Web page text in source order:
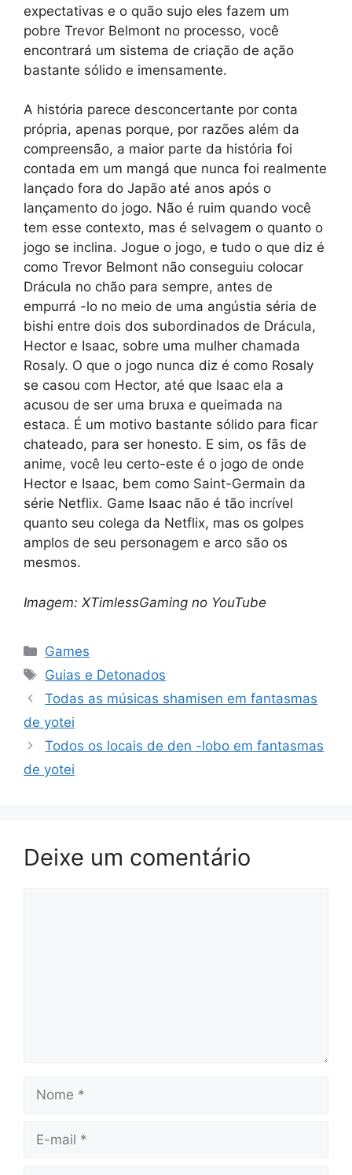
expectativas e o quão sujo eles fazem um
pobre Trevor Belmont no processo, você
encontrará um sistema de criação de ação
bastante sólido e imensamente.
A história parece desconcertante por conta
própria, apenas porque, por razões além da
compreensão, a maior parte da história foi
contada em um mangá que nunca foi realmente
lançado fora do Japão até anos após o
lançamento do jogo. Não é ruim quando você
tem esse contexto, mas é selvagem o quanto o
jogo se inclina. Jogue o jogo, e tudo o que diz é
como Trevor Belmont não conseguiu colocar
Drácula no chão para sempre, antes de
empurrá -lo no meio de uma angústia séria de
bishi entre dois dos subordinados de Drácula,
Hector e Isaac, sobre uma mulher chamada
Rosaly. O que o jogo nunca diz é como Rosaly
se casou com Hector, até que Isaac ela a
acusou de ser uma bruxa e queimada na
estaca. É um motivo bastante sólido para ficar
chateado, para ser honesto. E sim, os fãs de
anime, você leu certo-este é o jogo de onde
Hector e Isaac, bem como Saint-Germain da
série Netflix. Game Isaac não é tão incrível
quanto seu colega da Netflix, mas os golpes
amplos de seu personagem e arco são os
mesmos.
Imagem: XTimlessGaming no YouTube
Categorias
Games
Tags
Guias e Detonados
Todas as músicas shamisen em fantasmas
de yotei
Todos os locais de den -lobo em fantasmas
de yotei
Deixe um comentário
mail